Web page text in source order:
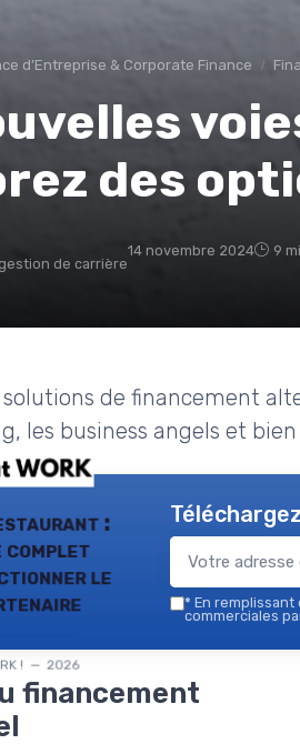
d’Entreprise & Corporate Finance
des
de carrière
14 novembre 2024 9
solutions de financement
les business angels et bien
:
complet
le
! — 2026
* En remplissant
commerciales
financement